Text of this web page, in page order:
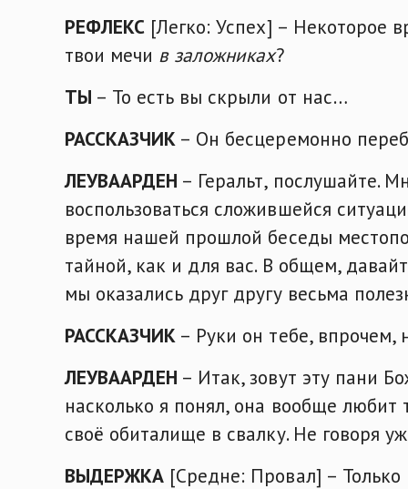
РЕФЛЕКС [Легко: Успех] – Некоторое
твои мечи в заложниках?
ТЫ – То есть вы скрыли от нас…
РАССКАЗЧИК – Он бесцеремонно
ЛЕУВААРДЕН – Геральт, послушайте.
воспользоваться сложившейся
время нашей прошлой беседы
тайной, как и для вас. В общем,
мы оказались друг другу весьма
РАССКАЗЧИК – Руки он тебе, впрочем,
ЛЕУВААРДЕН – Итак, зовут эту пани
насколько я понял, она вообще
своё обиталище в свалку. Не говоря
ВЫДЕРЖКА [Средне: Провал] –